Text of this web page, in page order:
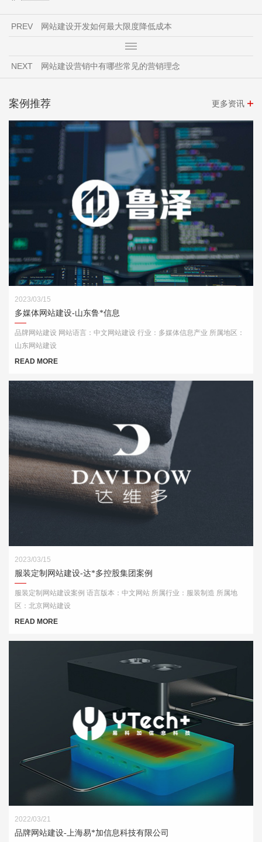
PREV 网站建设开发如何最大限度降低成本
NEXT 网站建设营销中有哪些常见的营销理念
案例推荐 更多资讯
2023/03/15
多媒体网站建设-山东鲁*信息
品牌网站建设 网站语言：中文网站建设 行业：多媒体信息产业 所属地区：
山东网站建设
READ MORE
2023/03/15
服装定制网站建设-达*多控股集团案例
服装定制网站建设案例 语言版本：中文网站 所属行业：服装制造 所属地
区：北京网站建设
READ MORE
2022/03/21
品牌网站建设-上海易*加信息科技有限公司